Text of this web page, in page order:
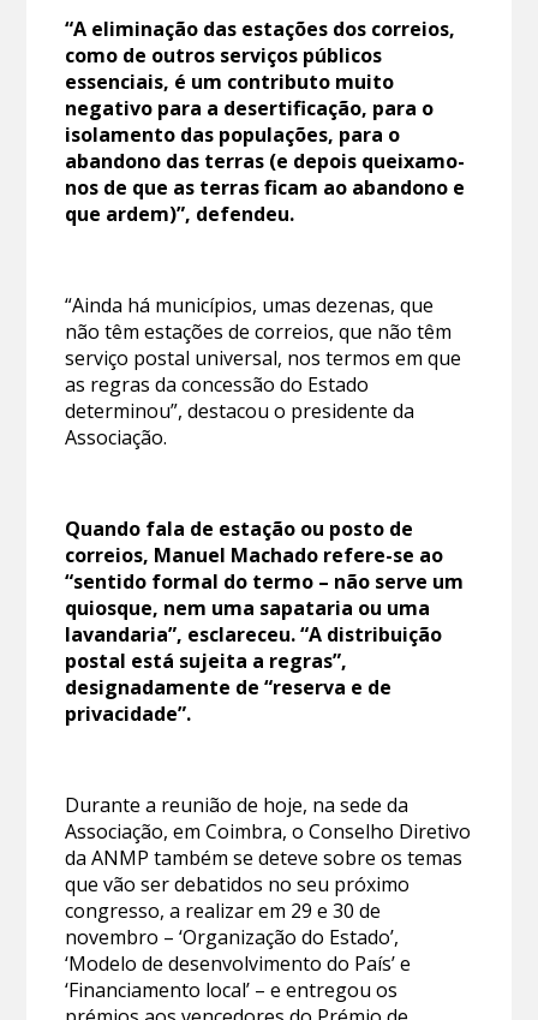
“A eliminação das estações dos correios,
como de outros serviços públicos
essenciais, é um contributo muito
negativo para a desertificação, para o
isolamento das populações, para o
abandono das terras (e depois queixamo-
nos de que as terras ficam ao abandono e
que ardem)”, defendeu.
“Ainda há municípios, umas dezenas, que
não têm estações de correios, que não têm
serviço postal universal, nos termos em que
as regras da concessão do Estado
determinou”, destacou o presidente da
Associação.
Quando fala de estação ou posto de
correios, Manuel Machado refere-se ao
“sentido formal do termo – não serve um
quiosque, nem uma sapataria ou uma
lavandaria”, esclareceu. “A distribuição
postal está sujeita a regras”,
designadamente de “reserva e de
privacidade”.
Durante a reunião de hoje, na sede da
Associação, em Coimbra, o Conselho Diretivo
da ANMP também se deteve sobre os temas
que vão ser debatidos no seu próximo
congresso, a realizar em 29 e 30 de
novembro – ‘Organização do Estado’,
‘Modelo de desenvolvimento do País’ e
‘Financiamento local’ – e entregou os